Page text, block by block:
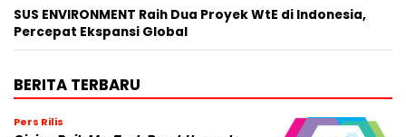
SUS ENVIRONMENT Raih Dua Proyek WtE di Indonesia,
Percepat Ekspansi Global
BERITA TERBARU
Pers Rilis